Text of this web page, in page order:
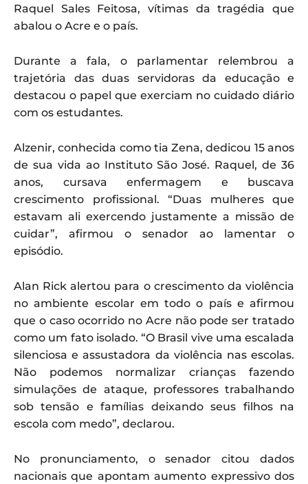
Raquel Sales Feitosa, vítimas da tragédia que
abalou o Acre e o país.
Durante a fala, o parlamentar relembrou a
trajetória das duas servidoras da educação e
destacou o papel que exerciam no cuidado diário
com os estudantes.
Alzenir, conhecida como tia Zena, dedicou 15 anos
de sua vida ao Instituto São José. Raquel, de 36
anos, cursava enfermagem e buscava
crescimento profissional. “Duas mulheres que
estavam ali exercendo justamente a missão de
cuidar”, afirmou o senador ao lamentar o
episódio.
Alan Rick alertou para o crescimento da violência
no ambiente escolar em todo o país e afirmou
que o caso ocorrido no Acre não pode ser tratado
como um fato isolado. “O Brasil vive uma escalada
silenciosa e assustadora da violência nas escolas.
Não podemos normalizar crianças fazendo
simulações de ataque, professores trabalhando
sob tensão e famílias deixando seus filhos na
escola com medo”, declarou.
No pronunciamento, o senador citou dados
nacionais que apontam aumento expressivo dos